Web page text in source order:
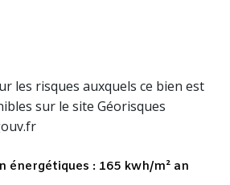
les risques auxquels ce bien est
sur le site Géorisques
énergétiques : 165 kwh/m² an